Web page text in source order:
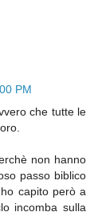
PM
che tutte le
non hanno
passo biblico
capito però a
incomba sulla